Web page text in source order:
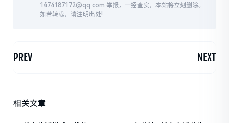
1474187172@qq.com 举报，一经查实，本站将立刻删除。
如若转载，请注明出处!
PREV NEXT
相关文章